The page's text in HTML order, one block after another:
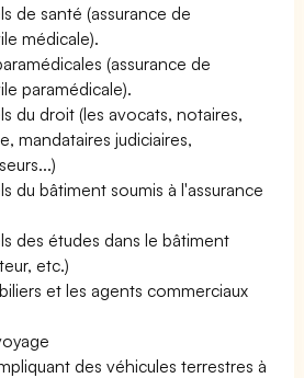
de santé (assurance de
médicale).
(assurance de
paramédicale).
du droit (les avocats, notaires,
mandataires judiciaires,
du bâtiment soumis à l'assurance
des études dans le bâtiment
etc.)
et les agents commerciaux
des véhicules terrestres à